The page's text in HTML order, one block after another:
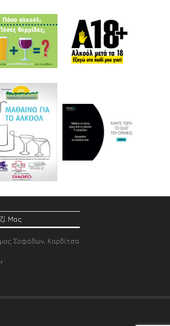
Μας
Σοφάδων, Καρδίτσα